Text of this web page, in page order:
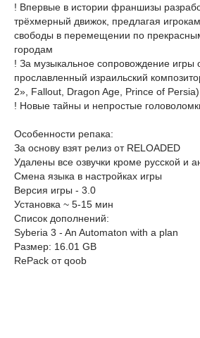
! Впервые в истории франшизы
трёхмерный движок, предлагая
свободы в перемещении по
городам
! За музыкальное сопровождение игры
прославленный израильский
2», Fallout, Dragon Age, Prince of Persia)
! Новые тайны и непростые
Особенности репака:
За основу взят релиз от RELOADED
Удалены все озвучки кроме русской и
Смена языка в настройках игры
Версия игры - 3.0
Установка ~ 5-15 мин
Список дополнений:
Syberia 3 - An Automaton with a plan
Размер: 16.01 GB
RePack от qoob